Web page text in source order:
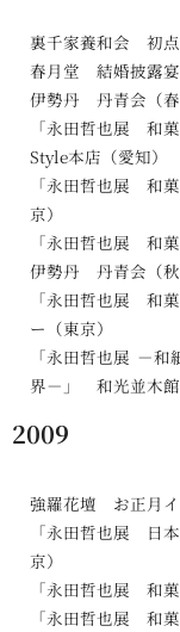
裏千家養和会 初
春月堂 結婚披露宴
伊勢丹 丹青会（春
「永田哲也展 和
Style本店（愛知）
「永田哲也展 和
京）
「永田哲也展 和
伊勢丹 丹青会（秋
「永田哲也展 和
ー（東京）
「永田哲也展 －
界－」 和光並木
2009
強羅花壇 お正月イ
「永田哲也展 日
京）
「永田哲也展 和
「永田哲也展 和